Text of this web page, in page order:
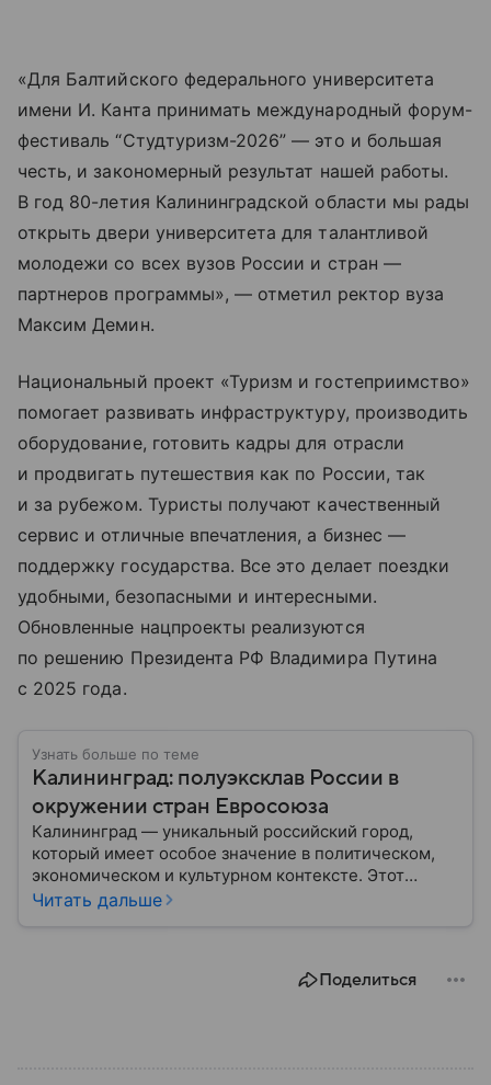
«Для Балтийского федерального университета
имени И. Канта принимать международный форум-
фестиваль “Студтуризм-2026” — это и большая
честь, и закономерный результат нашей работы.
В год 80-летия Калининградской области мы рады
открыть двери университета для талантливой
молодежи со всех вузов России и стран —
партнеров программы», — отметил ректор вуза
Максим Демин.
Национальный проект «Туризм и гостеприимство»
помогает развивать инфраструктуру, производить
оборудование, готовить кадры для отрасли
и продвигать путешествия как по России, так
и за рубежом. Туристы получают качественный
сервис и отличные впечатления, а бизнес —
поддержку государства. Все это делает поездки
удобными, безопасными и интересными.
Обновленные нацпроекты реализуются
по решению Президента РФ Владимира Путина
с 2025 года.
Узнать больше по теме
Калининград: полуэксклав России в
окружении стран Евросоюза
Калининград — уникальный российский город,
который имеет особое значение в политическом,
экономическом и культурном контексте. Этот
город, расположенный в самом сердце Европы,
Читать дальше
Поделиться